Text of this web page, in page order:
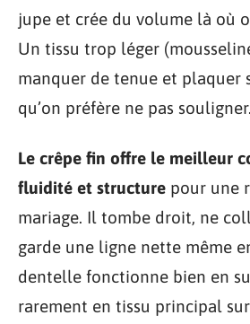
jupe et crée du volume là où
Un tissu trop léger
manquer de tenue et plaquer
qu’on préfère ne pas souligner.
Le crêpe fin offre le meilleur
fluidité et structure pour une
mariage. Il tombe droit, ne
garde une ligne nette même
dentelle fonctionne bien en
rarement en tissu principal